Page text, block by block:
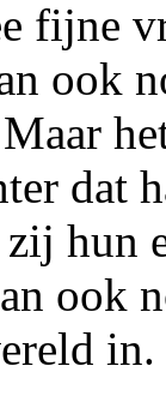
fijne
ook
dat
hun
ook